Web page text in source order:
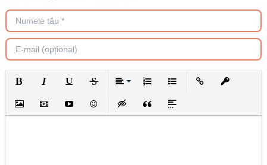
Bold Italic UnderlineStrikethrough
Align Ordered ListUnordered List
Insert LinkInsert
Insert ImageInsert VideoInsert media link
EmoticonsInsert hidden text
Insert QuoteInsert spoiler